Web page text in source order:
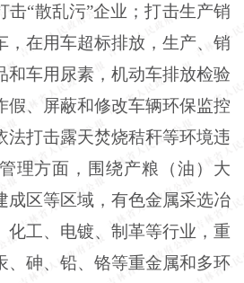
击“散乱污”企业；打击生产销
，在用车超标排放，生产、销
和车用尿素，机动车排放检验
假、屏蔽和修改车辆环保监控
法打击露天焚烧秸秆等环境违
理方面，围绕产粮（油）大
成区等区域，有色金属采选冶
化工、电镀、制革等行业，重
、砷、铅、铬等重金属和多环